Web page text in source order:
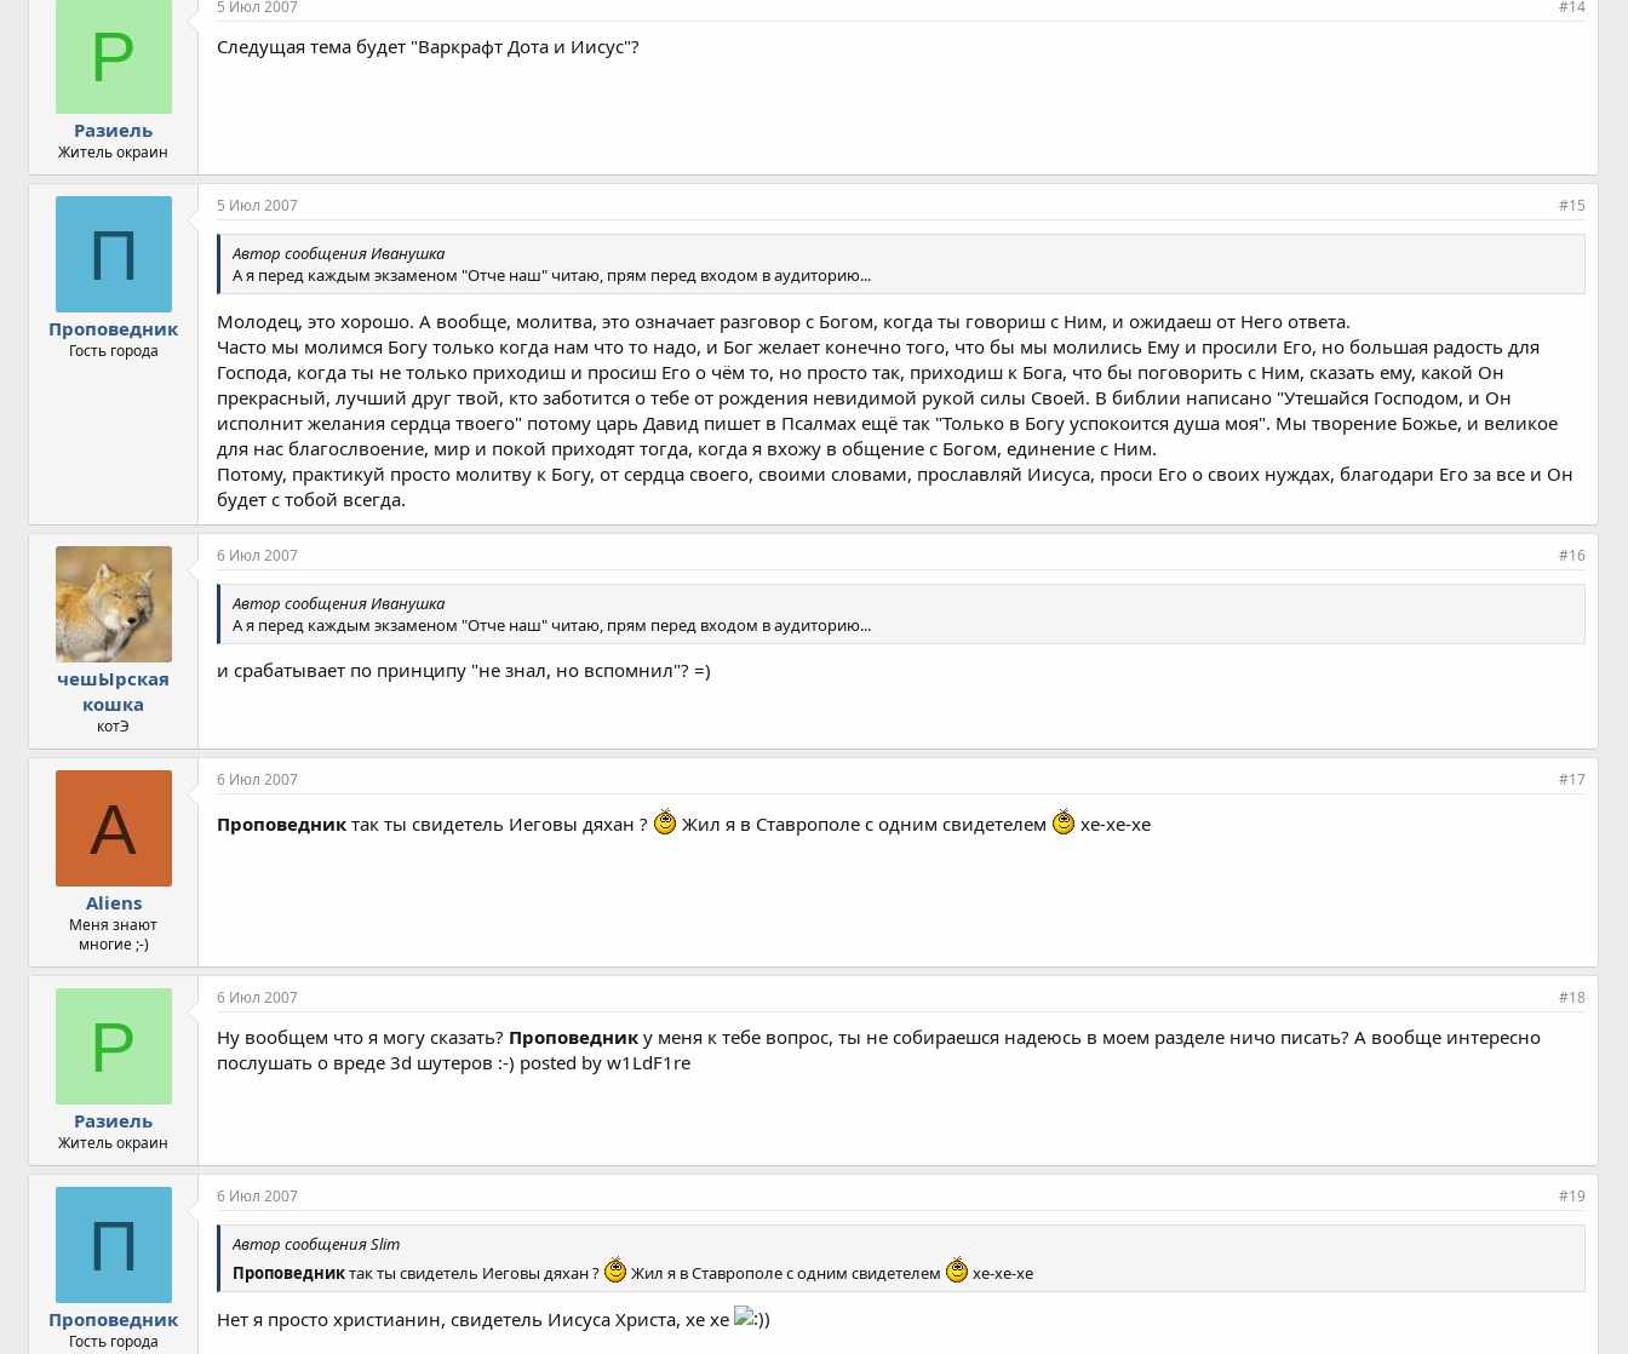
Р
Разиель
Житель окраин
5 Июл 2007 #14
Следущая тема будет "Варкрафт Дота и Иисус"?
П
Проповедник
Гость города
5 Июл 2007 #15
Автор сообщения Иванушка
А я перед каждым экзаменом "Отче наш" читаю, прям перед входом в аудиторию...
Молодец, это хорошо. А вообще, молитва, это означает разговор с Богом, когда ты говориш с Ним, и ожидаеш от Него ответа.
Часто мы молимся Богу только когда нам что то надо, и Бог желает конечно того, что бы мы молились Ему и просили Его, но большая радость для
Господа, когда ты не только приходиш и просиш Его о чём то, но просто так, приходиш к Бога, что бы поговорить с Ним, сказать ему, какой Он
прекрасный, лучший друг твой, кто заботится о тебе от рождения невидимой рукой силы Своей. В библии написано "Утешайся Господом, и Он
исполнит желания сердца твоего" потому царь Давид пишет в Псалмах ещё так "Только в Богу успокоится душа моя". Мы творение Божье, и великое
для нас благослвоение, мир и покой приходят тогда, когда я вхожу в общение с Богом, единение с Ним.
Потому, практикуй просто молитву к Богу, от сердца своего, своими словами, прославляй Иисуса, проси Его о своих нуждах, благодари Его за все и Он
будет с тобой всегда.
чешЫрская
кошка
котЭ
6 Июл 2007 #16
Автор сообщения Иванушка
А я перед каждым экзаменом "Отче наш" читаю, прям перед входом в аудиторию...
и срабатывает по принципу "не знал, но вспомнил"? =)
A
Aliens
Меня знают
многие ;-)
6 Июл 2007 #17
Проповедник так ты свидетель Иеговы дяхан ? Жил я в Ставрополе с одним свидетелем хе-хе-хе
Р
Разиель
Житель окраин
6 Июл 2007 #18
Ну вообщем что я могу сказать? Проповедник у меня к тебе вопрос, ты не собираешся надеюсь в моем разделе ничо писать? А вообще интересно
послушать о вреде 3d шутеpов :-) posted by w1LdF1re
П
Проповедник
Гость города
6 Июл 2007 #19
Автор сообщения Slim
Проповедниктак ты свидетель Иеговы дяхан ? Жил я в Ставрополе с одним свидетелем хе-хе-хе
Нет я просто христианин, свидетель Иисуса Христа, хе хе